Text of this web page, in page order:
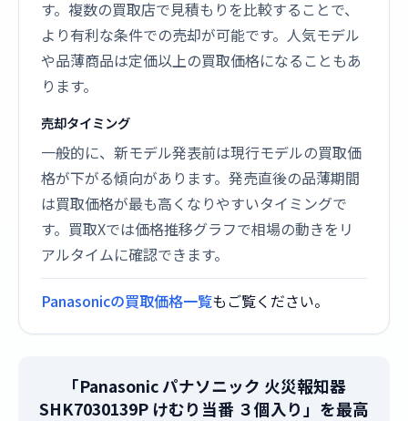
す。複数の買取店で見積もりを比較することで、
より有利な条件での売却が可能です。人気モデル
や品薄商品は定価以上の買取価格になることもあ
ります。
売却タイミング
一般的に、新モデル発表前は現行モデルの買取価
格が下がる傾向があります。発売直後の品薄期間
は買取価格が最も高くなりやすいタイミングで
す。買取Xでは価格推移グラフで相場の動きをリ
アルタイムに確認できます。
Panasonicの買取価格一覧もご覧ください。
「Panasonic パナソニック 火災報知器
SHK7030139P けむり当番 ３個入り」を最高